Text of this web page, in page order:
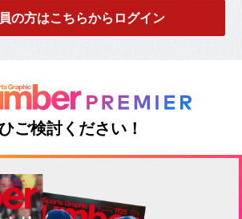
の方はこちらからログイン
ご検討ください！